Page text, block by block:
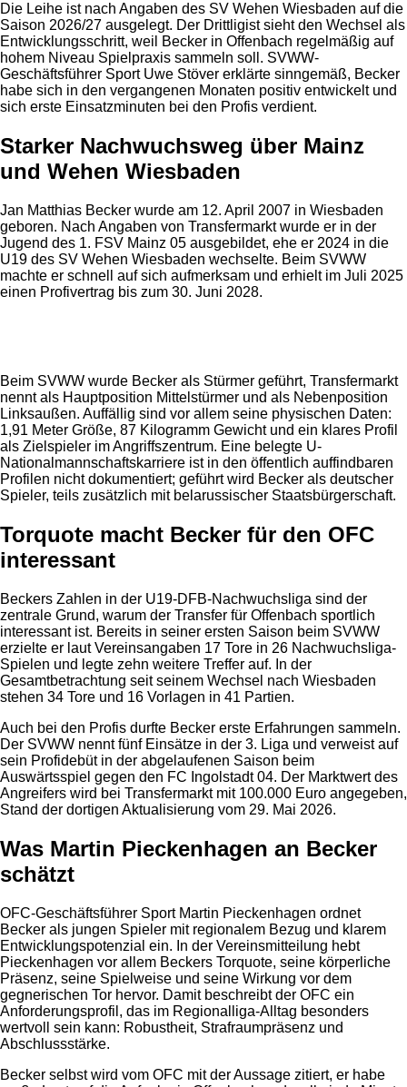
Die Leihe ist nach Angaben des SV Wehen Wiesbaden auf die
Saison 2026/27 ausgelegt. Der Drittligist sieht den Wechsel als
Entwicklungsschritt, weil Becker in Offenbach regelmäßig auf
hohem Niveau Spielpraxis sammeln soll. SVWW-
Geschäftsführer Sport Uwe Stöver erklärte sinngemäß, Becker
habe sich in den vergangenen Monaten positiv entwickelt und
sich erste Einsatzminuten bei den Profis verdient.
Starker Nachwuchsweg über Mainz
und Wehen Wiesbaden
Jan Matthias Becker wurde am 12. April 2007 in Wiesbaden
geboren. Nach Angaben von Transfermarkt wurde er in der
Jugend des 1. FSV Mainz 05 ausgebildet, ehe er 2024 in die
U19 des SV Wehen Wiesbaden wechselte. Beim SVWW
machte er schnell auf sich aufmerksam und erhielt im Juli 2025
einen Profivertrag bis zum 30. Juni 2028.
Beim SVWW wurde Becker als Stürmer geführt, Transfermarkt
nennt als Hauptposition Mittelstürmer und als Nebenposition
Linksaußen. Auffällig sind vor allem seine physischen Daten:
1,91 Meter Größe, 87 Kilogramm Gewicht und ein klares Profil
als Zielspieler im Angriffszentrum. Eine belegte U-
Nationalmannschaftskarriere ist in den öffentlich auffindbaren
Profilen nicht dokumentiert; geführt wird Becker als deutscher
Spieler, teils zusätzlich mit belarussischer Staatsbürgerschaft.
Torquote macht Becker für den OFC
interessant
Beckers Zahlen in der U19-DFB-Nachwuchsliga sind der
zentrale Grund, warum der Transfer für Offenbach sportlich
interessant ist. Bereits in seiner ersten Saison beim SVWW
erzielte er laut Vereinsangaben 17 Tore in 26 Nachwuchsliga-
Spielen und legte zehn weitere Treffer auf. In der
Gesamtbetrachtung seit seinem Wechsel nach Wiesbaden
stehen 34 Tore und 16 Vorlagen in 41 Partien.
Auch bei den Profis durfte Becker erste Erfahrungen sammeln.
Der SVWW nennt fünf Einsätze in der 3. Liga und verweist auf
sein Profidebüt in der abgelaufenen Saison beim
Auswärtsspiel gegen den FC Ingolstadt 04. Der Marktwert des
Angreifers wird bei Transfermarkt mit 100.000 Euro angegeben,
Stand der dortigen Aktualisierung vom 29. Mai 2026.
Was Martin Pieckenhagen an Becker
schätzt
OFC-Geschäftsführer Sport Martin Pieckenhagen ordnet
Becker als jungen Spieler mit regionalem Bezug und klarem
Entwicklungspotenzial ein. In der Vereinsmitteilung hebt
Pieckenhagen vor allem Beckers Torquote, seine körperliche
Präsenz, seine Spielweise und seine Wirkung vor dem
gegnerischen Tor hervor. Damit beschreibt der OFC ein
Anforderungsprofil, das im Regionalliga-Alltag besonders
wertvoll sein kann: Robustheit, Strafraumpräsenz und
Abschlussstärke.
Becker selbst wird vom OFC mit der Aussage zitiert, er habe